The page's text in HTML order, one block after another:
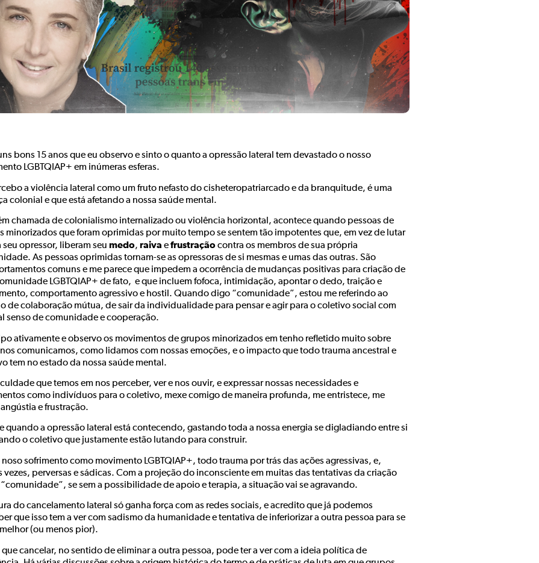
uns bons 15 anos que eu observo e sinto o quanto a opressão lateral tem devastado o nosso
LGBTQIAP+ em inúmeras esferas.
a violência lateral como um fruto nefasto do cisheteropatriarcado e da branquitude, é uma
colonial e que está afetando a nossa saúde mental.
chamada de colonialismo internalizado ou violência horizontal, acontece quando pessoas de
minorizados que foram oprimidas por muito tempo se sentem tão impotentes que, em vez de lutar
seu opressor, liberam seu medo, raiva efrustraçãocontra os membros de sua própria
As pessoas oprimidas tornam-se as opressoras de si mesmas e umas das outras. São
comuns e me parece que impedem a ocorrência de mudanças positivas para criação de
LGBTQIAP+ de fato, e que incluem fofoca, intimidação, apontar o dedo, traição e
comportamento agressivo e hostil. Quando digo “comunidade”, estou me referindo ao
de colaboração mútua, de sair da individualidade para pensar e agir para o coletivo social com
senso de comunidade e cooperação.
ativamente e observo os movimentos de grupos minorizados em tenho refletido muito sobre
comunicamos, como lidamos com nossas emoções, e o impacto que todo trauma ancestral e
tem no estado da nossa saúde mental.
que temos em nos perceber, ver e nos ouvir, e expressar nossas necessidades e
como indivíduos para o coletivo, mexe comigo de maneira profunda, me entristece, me
e frustração.
quando a opressão lateral está contecendo, gastando toda a nossa energia se digladiando entre si
o coletivo que justamente estão lutando para construir.
noso sofrimento como movimento LGBTQIAP+, todo trauma por trás das ações agressivas, e,
vezes, perversas e sádicas. Com a projeção do inconsciente em muitas das tentativas da criação
se sem a possibilidade de apoio e terapia, a situação vai se agravando.
do cancelamento lateral só ganha força com as redes sociais, e acredito que já podemos
que isso tem a ver com sadismo da humanidade e tentativa de inferiorizar a outra pessoa para se
(ou menos pior).
que cancelar, no sentido de eliminar a outra pessoa, pode ter a ver com a ideia política de